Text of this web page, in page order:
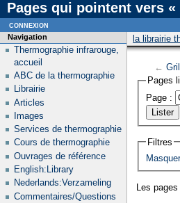
Pages qui pointent vers
la librairie
←
Pages
Page :
Filtres
Masquer
Les
Navigation
Thermographie infrarouge,
accueil
ABC de la thermographie
Librairie
Articles
Images
Services de thermographie
Cours de thermographie
Ouvrages de référence
English:Library
Nederlands:Verzameling
Commentaires/Questions
connexion